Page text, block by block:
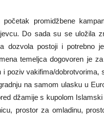
promidžbene
Do sada su se uložila
dozvola postoji i potrebno
temeljca dogovoren je
poziv vakifima/dobrotvorima,
na samom ulasku u
džamije s kupolom
prostor za omladinu,